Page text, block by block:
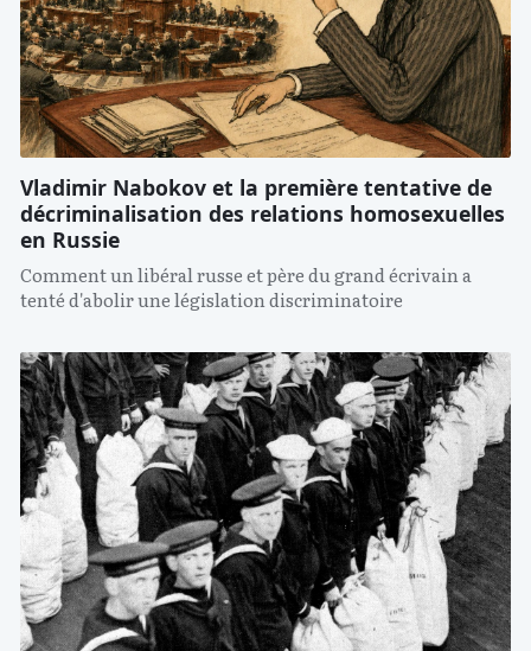
Vladimir Nabokov et la première tentative de
décriminalisation des relations homosexuelles
en Russie
Comment un libéral russe et père du grand écrivain a
tenté d'abolir une législation discriminatoire